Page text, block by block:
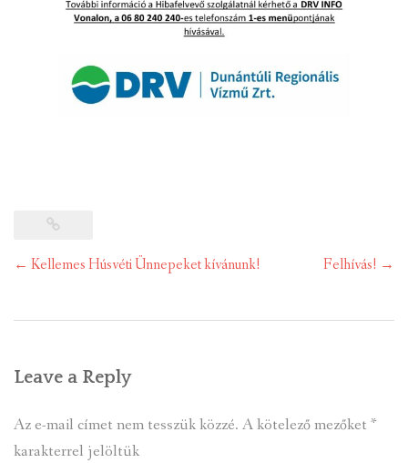
Post
← Kellemes Húsvéti Ünnepeket kívánunk! Felhívás! →
Leave a Reply
Az e-mail címet nem tesszük közzé. A kötelező mezőket *
karakterrel jelöltük